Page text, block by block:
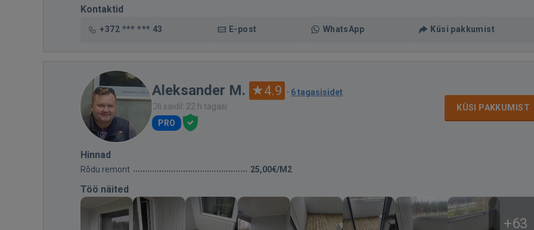
Kontaktid
+372 *** *** 43 E-post WhatsApp Küsi pakkumist
Aleksander M. 4.9 · 6 tagasisidet
Oli saidil: 22 h tagasi
PRO
KÜSI PAKKUMIST
Hinnad
Rõdu remont 25,00€/M2
Töö näited
+63